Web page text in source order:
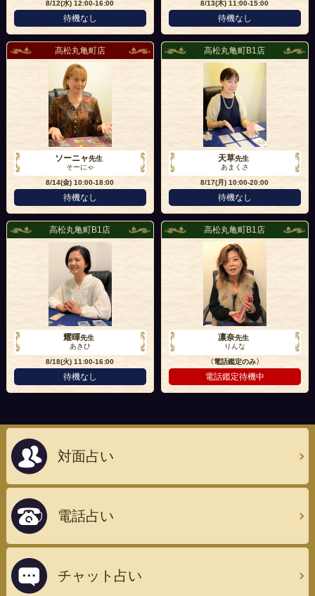
8/12(水)12:00-16:00
待機なし
8/13(木)11:00-15:00
待機なし
高松丸亀町店
ソーニャ先生
そーにゃ
8/14(金)10:00-18:00
待機なし
高松丸亀町B1店
天草先生
あまくさ
8/17(月)10:00-20:00
待機なし
高松丸亀町B1店
耀暉先生
あきひ
8/18(火)11:00-16:00
待機なし
高松丸亀町B1店
凛奈先生
りんな
〈電話鑑定のみ〉
電話鑑定待機中
対面占い
電話占い
チャット占い